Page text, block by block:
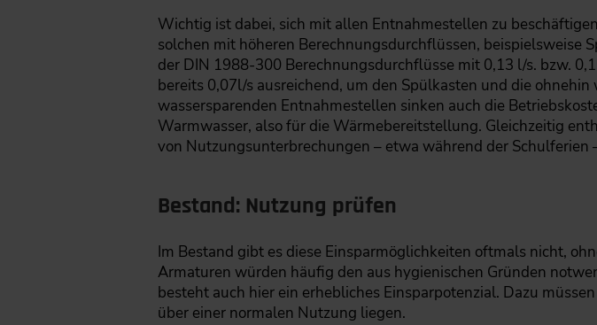
Wichtig ist dabei, sich mit allen Entnahmestellen zu
solchen mit höheren Berechnungsdurchflüssen, beispielsweise
der DIN 1988-300 Berechnungsdurchflüsse mit 0,13 l/s. bzw.
bereits 0,07l/s ausreichend, um den Spülkasten und die
wassersparenden Entnahmestellen sinken auch die
Warmwasser, also für die Wärmebereitstellung. Gleichzeitig
von Nutzungsunterbrechungen – etwa während der Schulferien
Bestand: Nutzung prüfen
Im Bestand gibt es diese Einsparmöglichkeiten oftmals nicht,
Armaturen würden häufig den aus hygienischen Gründen
besteht auch hier ein erhebliches Einsparpotenzial. Dazu
über einer normalen Nutzung liegen.